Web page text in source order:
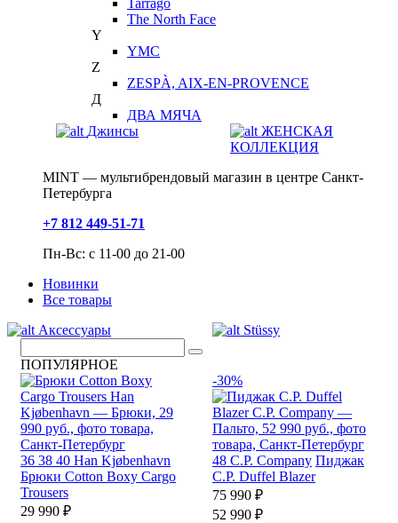
Tarrago
The North Face
Y
YMC
Z
ZESPÀ, AIX-EN-PROVENCE
Д
ДВА МЯЧА
Джинсы
ЖЕНСКАЯ
КОЛЛЕКЦИЯ
MINT — мультибрендовый магазин в центре Санкт-
Петербурга
+7 812 449-51-71
Пн-Вс: с 11-00 до 21-00
Новинки
Все товары
Аксессуары
Stüssy
ПОПУЛЯРНОЕ
36 38 40 Han Kjøbenhavn
Брюки Cotton Boxy Cargo
Trousers
29 990 ₽
-30%
48 C.P. Company Пиджак
C.P. Duffel Blazer
75 990 ₽
52 990 ₽